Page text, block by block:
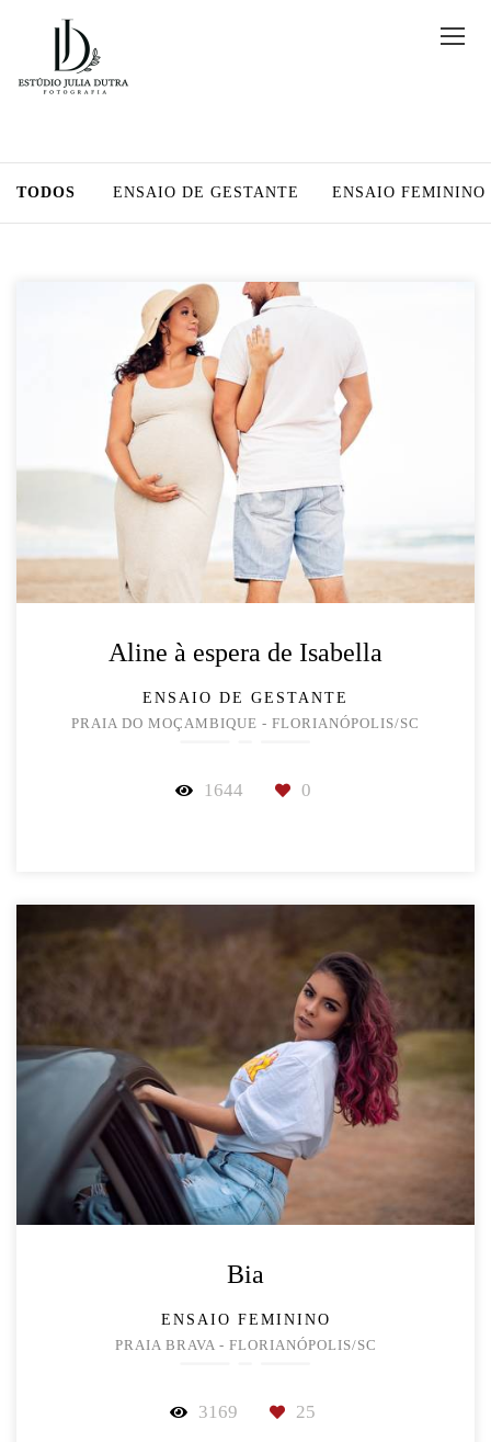
TODOS ENSAIO DE GESTANTE ENSAIO FEMININO
Aline à espera de Isabella
ENSAIO DE GESTANTE
PRAIA DO MOÇAMBIQUE - FLORIANÓPOLIS/SC
1644 0
Bia
ENSAIO FEMININO
PRAIA BRAVA - FLORIANÓPOLIS/SC
3169 25